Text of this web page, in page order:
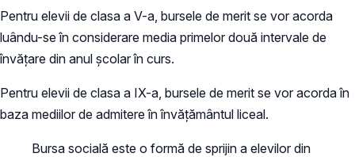
Pentru elevii de clasa a V-a, bursele de merit se vor acorda
luându-se în considerare media primelor două intervale de
învățare din anul școlar în curs.
Pentru elevii de clasa a IX-a, bursele de merit se vor acorda în
baza mediilor de admitere în învățământul liceal.
Bursa socială este o formă de sprijin a elevilor din